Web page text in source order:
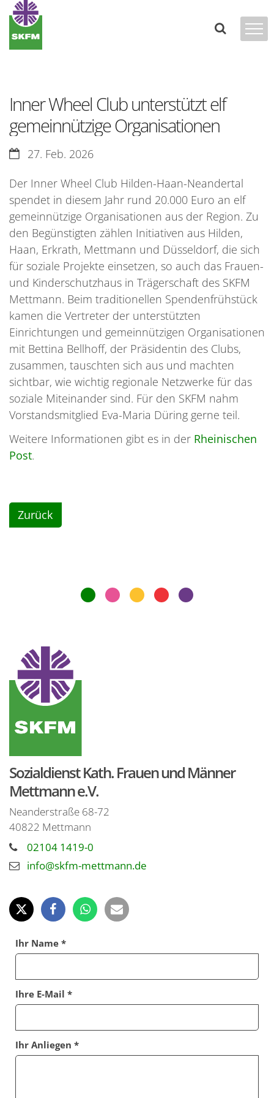
Zum Inhalt springen
Inner Wheel Club unterstützt elf
gemeinnützige Organisationen
Datum:27. Feb. 2026
Der Inner Wheel Club Hilden-Haan-Neandertal
spendet in diesem Jahr rund 20.000 Euro an elf
gemeinnützige Organisationen aus der Region. Zu
den Begünstigten zählen Initiativen aus Hilden,
Haan, Erkrath, Mettmann und Düsseldorf, die sich
für soziale Projekte einsetzen, so auch das Frauen-
und Kinderschutzhaus in Trägerschaft des SKFM
Mettmann. Beim traditionellen Spendenfrühstück
kamen die Vertreter der unterstützten
Einrichtungen und gemeinnützigen Organisationen
mit Bettina Bellhoff, der Präsidentin des Clubs,
zusammen, tauschten sich aus und machten
sichtbar, wie wichtig regionale Netzwerke für das
soziale Miteinander sind. Für den SKFM nahm
Vorstandsmitglied Eva-Maria Düring gerne teil.
Weitere Informationen gibt es in der Rheinischen
Post.
Zurück
Sozialdienst Kath. Frauen und Männer
Mettmann e.V.
Neanderstraße 68-72
40822 Mettmann
02104 1419-0
info@skfm-mettmann.de
Ihr Name *
Ihre E-Mail *
Ihr Anliegen *